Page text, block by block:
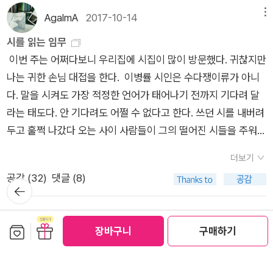
장바구니 구매하기
미를 돋울텐데, 시공간 구멍을 설명하는 웜홀(wormhole)이 물
리적으로 구현되는 것에서 쾌감이^^! 6. 이번 달 읽은 시집은 3
권이다. 이병률 《바다는 잘 있습니다》, 김이듬 《표류하는 흑발》,
최지인 《나는 벽에 붙어 잤다》. 이병률 시집은 모두가 맘에 드는
시를 발견할 좋은 시집이다. 최지인 시인은 분명 발전을 기대할
신인의 참신함이 엿보인다. 김이듬 시인의 시집은 각자 문제적인
부분을 발견할 텐데 그럼에도 좋은 시가 보석처럼 있다. 이 시집
다. 한 가지 당부할 것은 이 시집을 ‘페미니즘’ 프레임에 가둘 때
시 읽기가 얼마나 협소해지는지 경계하시라. 페미니즘 패러다임
에서 문제가 ‘여성들의 희생사 or 투쟁사’로 좁혀지는 걸 자주 목
‘그 사람’으로 보는 인식으로 확장되어야 한다고 생각한다. 리뷰
를 꽤 쓰다 보니 내 인생 고민도 많은데 작가들 고심도 대신하는
지보다 늦어야 했으니까아버지는 내가 얼마나 버는지 궁금해하
셨다배를 곯다 집에 들어가면현관문을 보며 밥을 먹었다어쩐 일
이니 라고 물으시면뭐라고 대답해야 할까외근이라고 말씀드리면
믿으실까거짓말이 아니니까 나는 체하지 않도록누런 밥알을 오
래 씹었다그리고 저녁이 될 때까지 계속 걸었다‘비정규‘의 전문이
다. 다 적을 만하니까 다 적은 것이다. 비정규 청년(사실은 비정규
직도 아닌 청년)의 일상과 속내가 이보다 선명하게, 그리고 압축
적으로 드러난 시도 없을 것이다. 최지인의 시를 떠받치는 건 이
인 것은 가장 높은 순도를 자랑하기 때문이고 다른 시들이 이에
못 미치는 것은 물을 많이 탔기 때문이다(비정규가 아니라 시인
흉내를 낼 때 그의 시는 묽어진다). 가령 궁색한 신혼살림을 묘사
한 ‘개와 돼지의 시간‘의 마지막 연은 이렇다.좁은 화장실에서 우
무기력함에 빠져들어 머리속으로는 해야할 일들을 마구 떠올리
며 정리하고 있는데 몸이 도무지 말을 듣지 않는다. 아니, 사실 머
리속도 엉망이다. 생각하는 것 자체가 귀찮아 오늘처럼 사무실에
혼자 앉아있는 시간이면 멍때리는 시간 반, 책 읽는 시간 반,이다.
그런데 지금은 책 읽는것마저 귀찮아 가만히 앉아있다가 정신을
좀 차려볼까, 하고 모니터를 노려보고 있었다. - 그러고도 한참 지
난 후, 업무를 시작하기 위한 워밍업처럼 생각나는대로 자판을 두
들겨대고 있다. 아니, 실은 신간소식을 받으니 내가 아직
미스테리아를 구입하지 않았다는 것이 생각났고. 해리쿼버트사
건의 진실을 엄청 재미있게 읽었기에 그 작가의 신간 볼티모어의
서가 나왔다는 것과 더불어 셜록과 라인프렌즈의 오묘한 결합이
가다듬어 보고 신간을 휘휘둘러보고 있다. 섬에있는서점,이 눈에
띄어 한번 봐야지.. 하고 있었는데 이것도 까먹고 있었네. 북숍스
AgalmA 2017-10-14
시를 읽는 임무
이번 주는 어쩌다보니 우리집에 시집이 많이 방문했다. 귀찮지만
나는 귀한 손님 대접을 한다. 이병률 시인은 수다쟁이류가 아니
다. 말을 시켜도 가장 적정한 언어가 태어나기 전까지 기다려 달
라는 태도다. 안 기다려도 어쩔 수 없다고 한다. 쓰던 시를 내버려
두고 훌쩍 나갔다 오는 사이 사람들이 그의 떨어진 시들을 주워주
없어서 시일 때가 있다”(「내가 쓴 것」)고 말하듯이. 이번 시집은
맑은데 맛이 깊은 국, 손에 잡힐 거 같이 가까운데 깊은 하늘 같
다. “아픈 데가 있다고 하면그 자리에 손을 올리는 성자도 아니면
서세상 모든 가시들은 스며서 사람을 아프게 하지요.“ㅡ 이병률
「사람」 중에서 (《바다는 잘 있습니다》, 2017) “옮겨놓은 것으로
더보기
공감 (32) 댓글 (8)
반품/교환 안내
뒤로가
기